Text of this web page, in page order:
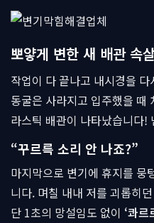
뽀얗게 변한 새 배관 속
작업이 다 끝나고 내시경을
동굴은 사라지고 입주했을 때
라스틱 배관이 나타났습니다!
“꾸르륵 소리 안 나죠?”
마지막으로 변기에 휴지를 뭉
니다. 며칠 내내 저를 괴롭히던
단 1초의 망설임도 없이 ‘콰르